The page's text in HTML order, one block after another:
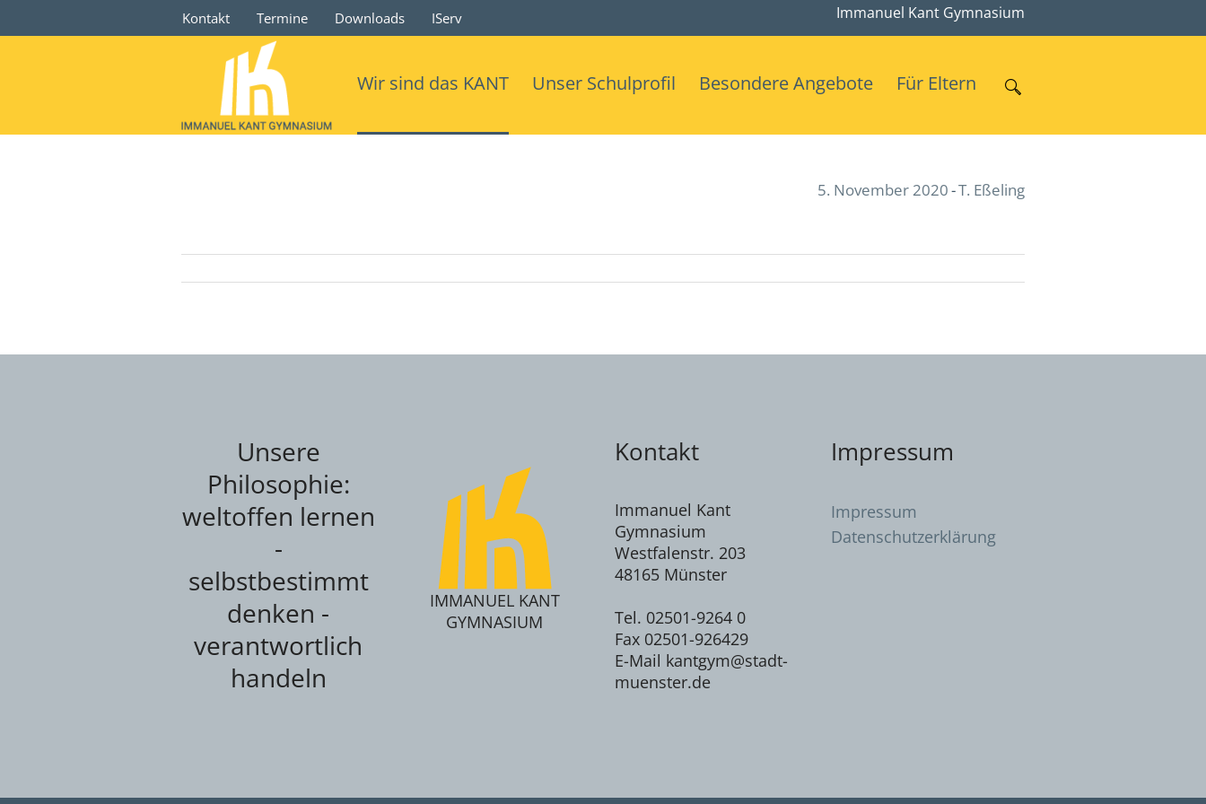
Immanuel Kant Gymnasium
Kontakt Termine Downloads IServ
Wir sind das KANT Unser Schulprofil Besondere Angebote Für Eltern
5. November 2020 T. Eßeling
Unsere
Philosophie:
weltoffen lernen
-
selbstbestimmt
denken -
verantwortlich
handeln
IMMANUEL KANT
GYMNASIUM
Kontakt
Immanuel Kant
Gymnasium
Westfalenstr. 203
48165 Münster
Tel. 02501-9264 0
Fax 02501-926429
E-Mail kantgym@stadt-
muenster.de
Impressum
Impressum
Datenschutzerklärung